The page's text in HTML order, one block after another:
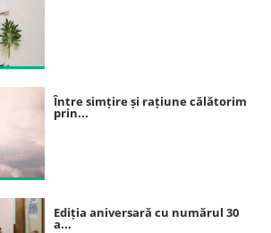
Între simțire și rațiune călătorim
prin...
Ediția aniversară cu numărul 30
a...